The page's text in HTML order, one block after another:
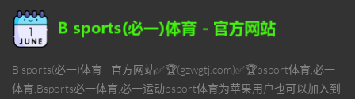
B sports(必一)体育 - 官方网站✅🏆(gzwgtj.com)✅🏆bsport体育,必一
体育,Bsports必一体育,必一运动bsport体育为苹果用户也可以加入到